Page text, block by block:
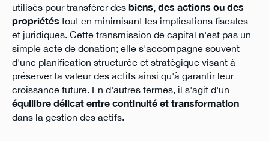
utilisés pour transférer des biens, des actions ou des
propriétés tout en minimisant les implications fiscales
et juridiques. Cette transmission de capital n'est pas un
simple acte de donation; elle s'accompagne souvent
d'une planification structurée et stratégique visant à
préserver la valeur des actifs ainsi qu'à garantir leur
croissance future. En d'autres termes, il s'agit d'un
équilibre délicat entre continuité et transformation
dans la gestion des actifs.